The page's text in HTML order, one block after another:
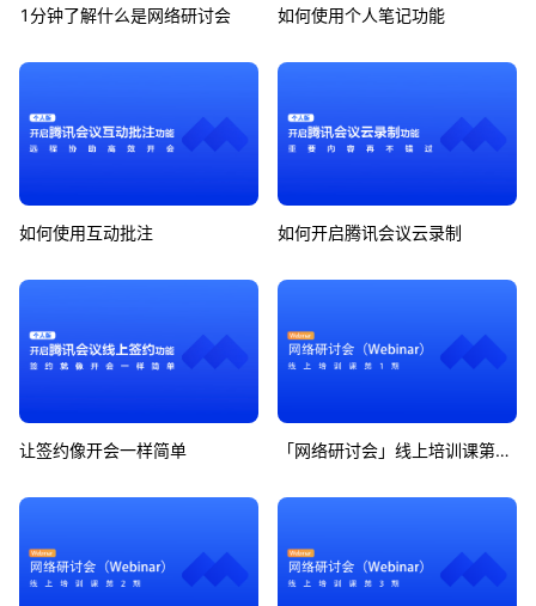
1分钟了解什么是网络研讨会 如何使用个人笔记功能
如何使用互动批注 如何开启腾讯会议云录制
让签约像开会一样简单 「网络研讨会」线上培训课第1期